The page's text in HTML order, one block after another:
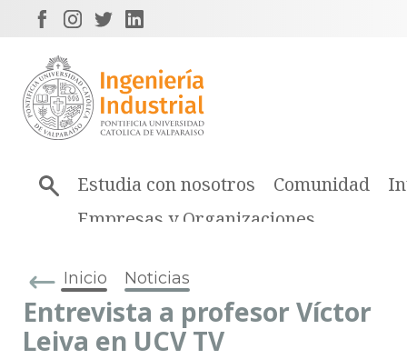
Estudia con nosotros Comunidad
Empresas y Organizaciones
Inicio Noticias
Entrevista a profesor Víctor
Leiva en UCV TV